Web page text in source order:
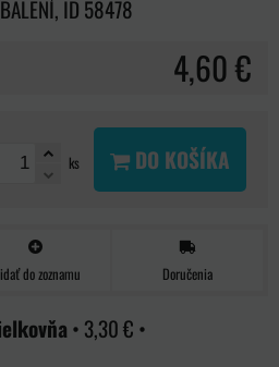
ID 58478
4,60 €
ks DO KOŠÍKA
do zoznamu Doručenia
• 3,30 € •